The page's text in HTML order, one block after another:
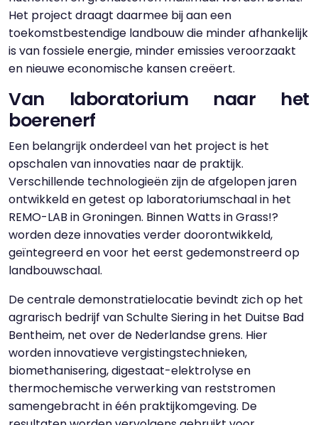
Het project draagt daarmee bij aan een
toekomstbestendige landbouw die minder afhankelijk
is van fossiele energie, minder emissies veroorzaakt
en nieuwe economische kansen creëert.
Van laboratorium naar het
boerenerf
Een belangrijk onderdeel van het project is het
opschalen van innovaties naar de praktijk.
Verschillende technologieën zijn de afgelopen jaren
ontwikkeld en getest op laboratoriumschaal in het
REMO-LAB in Groningen. Binnen Watts in Grass!?
worden deze innovaties verder doorontwikkeld,
geïntegreerd en voor het eerst gedemonstreerd op
landbouwschaal.
De centrale demonstratielocatie bevindt zich op het
agrarisch bedrijf van Schulte Siering in het Duitse Bad
Bentheim, net over de Nederlandse grens. Hier
worden innovatieve vergistingstechnieken,
biomethanisering, digestaat-elektrolyse en
thermochemische verwerking van reststromen
samengebracht in één praktijkomgeving. De